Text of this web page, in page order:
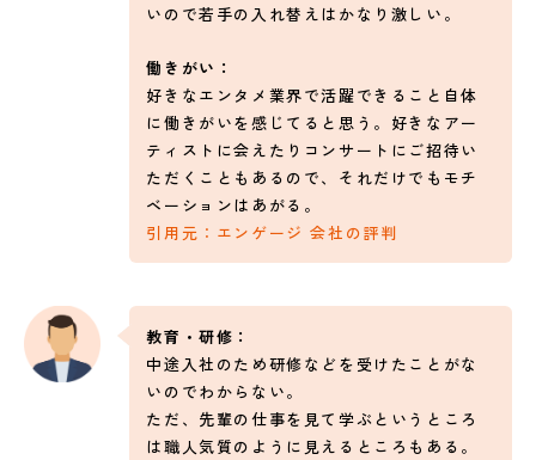
いので若手の入れ替えはかなり激しい。
働きがい：
好きなエンタメ業界で活躍できること自体
に働きがいを感じてると思う。好きなアー
ティストに会えたりコンサートにご招待い
ただくこともあるので、それだけでもモチ
ベーションはあがる。
引用元：エンゲージ 会社の評判
教育・研修：
中途入社のため研修などを受けたことがな
いのでわからない。
ただ、先輩の仕事を見て学ぶというところ
は職人気質のように見えるところもある。